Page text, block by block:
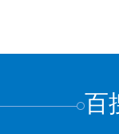
百